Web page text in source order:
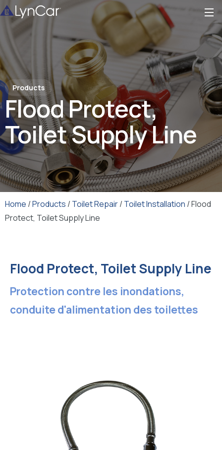
Products
Flood Protect,
Toilet Supply Line
Home /Products / Toilet Repair/ Toilet Installation / Flood
Protect, Toilet Supply Line
Flood Protect, Toilet Supply Line
Protection contre les inondations,
conduite d'alimentation des toilettes